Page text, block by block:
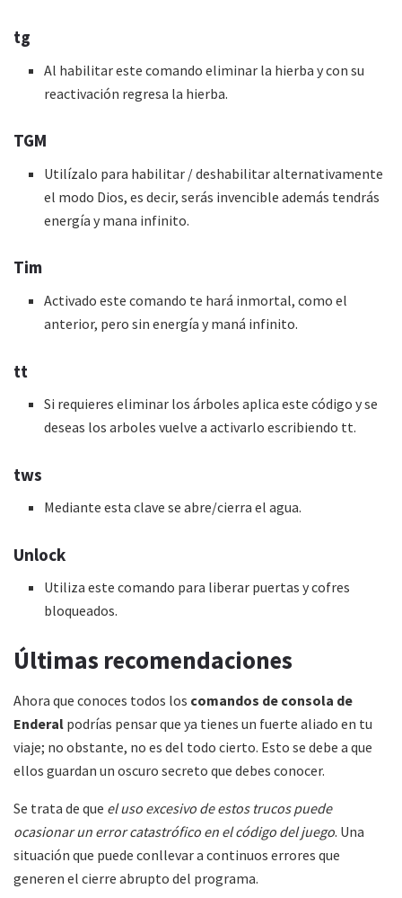
tg
Al habilitar este comando eliminar la hierba y con su
reactivación regresa la hierba.
TGM
Utilízalo para habilitar / deshabilitar alternativamente
el modo Dios, es decir, serás invencible además tendrás
energía y mana infinito.
Tim
Activado este comando te hará inmortal, como el
anterior, pero sin energía y maná infinito.
tt
Si requieres eliminar los árboles aplica este código y se
deseas los arboles vuelve a activarlo escribiendo tt.
tws
Mediante esta clave se abre/cierra el agua.
Unlock
Utiliza este comando para liberar puertas y cofres
bloqueados.
Últimas recomendaciones
Ahora que conoces todos los comandos de consola de
Enderal podrías pensar que ya tienes un fuerte aliado en tu
viaje; no obstante, no es del todo cierto. Esto se debe a que
ellos guardan un oscuro secreto que debes conocer.
Se trata de que el uso excesivo de estos trucos puede
ocasionar un error catastrófico en el código del juego. Una
situación que puede conllevar a continuos errores que
generen el cierre abrupto del programa.